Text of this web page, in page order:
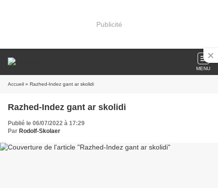
Publicité
MENU
Accueil » Razhed-Indez gant ar skolidi
Razhed-Indez gant ar skolidi
Publié le 06/07/2022 à 17:29
Par Rodolf-Skolaer